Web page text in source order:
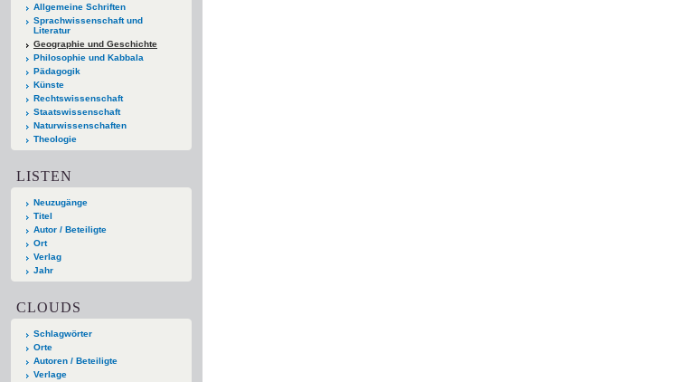
Allgemeine Schriften
Sprachwissenschaft und
Literatur
Geographie und Geschichte
Philosophie und Kabbala
Pädagogik
Künste
Rechtswissenschaft
Staatswissenschaft
Naturwissenschaften
Theologie
LISTEN
Neuzugänge
Titel
Autor / Beteiligte
Ort
Verlag
Jahr
CLOUDS
Schlagwörter
Orte
Autoren / Beteiligte
Verlage